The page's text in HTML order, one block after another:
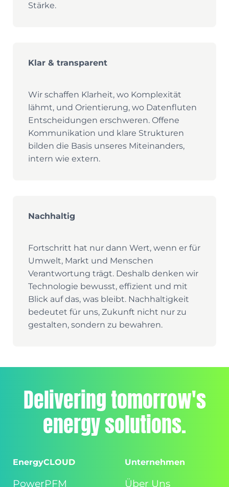
Stärke.
Klar & transparent
Wir schaffen Klarheit, wo Komplexität
lähmt, und Orientierung, wo Datenfluten
Entscheidungen erschweren. Offene
Kommunikation und klare Strukturen
bilden die Basis unseres Miteinanders,
intern wie extern.
Nachhaltig
Fortschritt hat nur dann Wert, wenn er für
Umwelt, Markt und Menschen
Verantwortung trägt. Deshalb denken wir
Technologie bewusst, effizient und mit
Blick auf das, was bleibt. Nachhaltigkeit
bedeutet für uns, Zukunft nicht nur zu
gestalten, sondern zu bewahren.
Delivering tomorrow's
energy solutions.
EnergyCLOUD
PowerPFM
Unternehmen
Über Uns